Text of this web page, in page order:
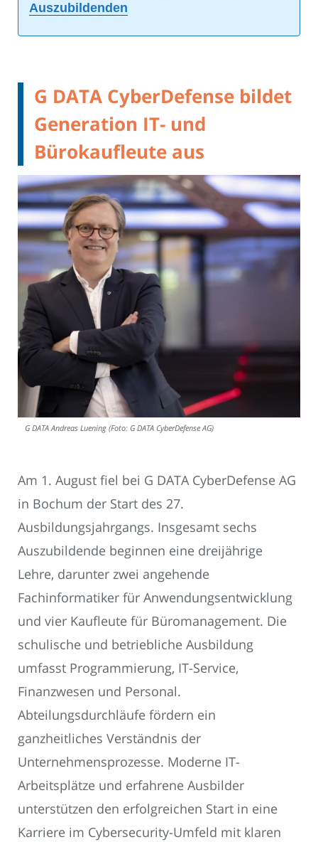
Auszubildenden
G DATA CyberDefense bildet
Generation IT- und
Bürokaufleute aus
G DATA Andreas Luening (Foto: G DATA CyberDefense AG)
Am 1. August fiel bei G DATA CyberDefense AG
in Bochum der Start des 27.
Ausbildungsjahrgangs. Insgesamt sechs
Auszubildende beginnen eine dreijährige
Lehre, darunter zwei angehende
Fachinformatiker für Anwendungsentwicklung
und vier Kaufleute für Büromanagement. Die
schulische und betriebliche Ausbildung
umfasst Programmierung, IT-Service,
Finanzwesen und Personal.
Abteilungsdurchläufe fördern ein
ganzheitliches Verständnis der
Unternehmensprozesse. Moderne IT-
Arbeitsplätze und erfahrene Ausbilder
unterstützen den erfolgreichen Start in eine
Karriere im Cybersecurity-Umfeld mit klaren